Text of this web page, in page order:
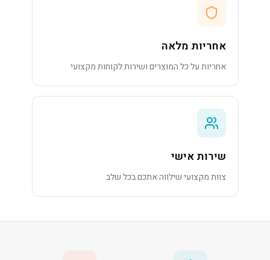
אחריות מלאה
אחריות על כל המוצרים ושירות לקוחות מקצועי
שירות אישי
צוות מקצועי שילווה אתכם בכל שלב